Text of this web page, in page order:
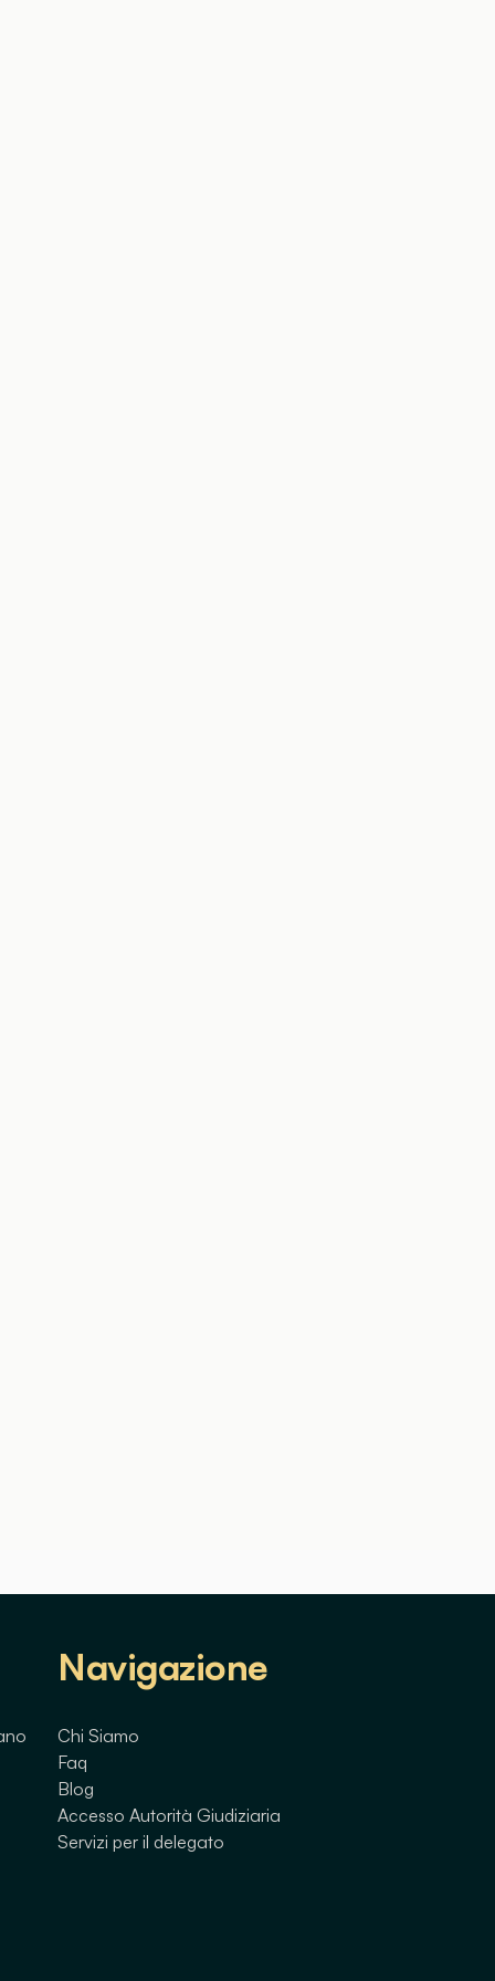
Navigazione
Chi Siamo
Faq
Blog
Accesso Autorità Giudiziaria
Servizi per il delegato